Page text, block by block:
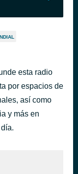
esta radio
por espacios de
así como
y más en